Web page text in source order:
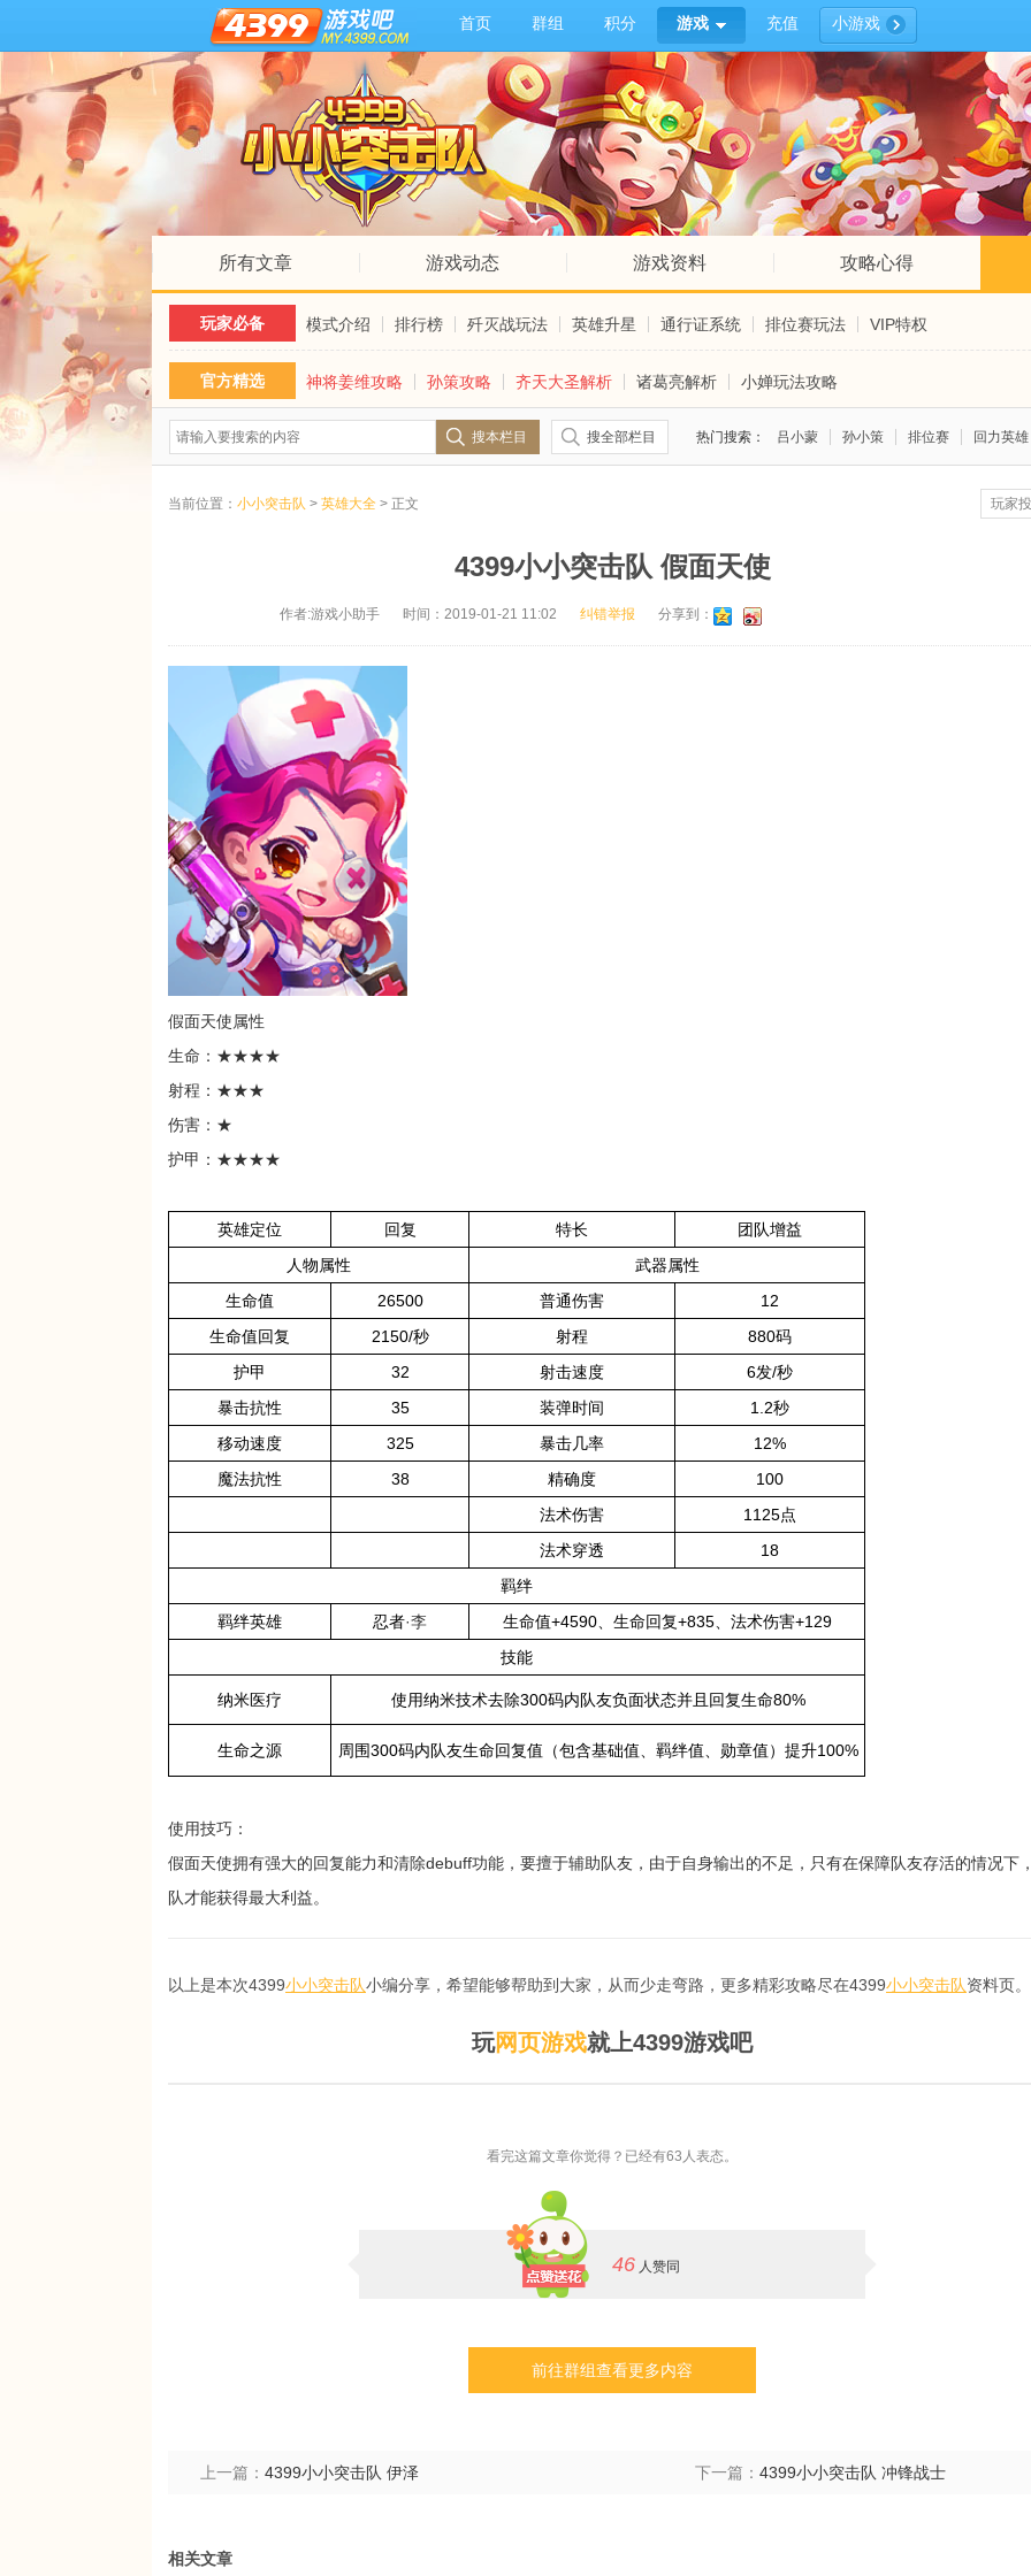
首页 群组 积分 游戏 充值 小游戏
所有文章 游戏动态 游戏资料 攻略心得
玩家必备 模式介绍 排行榜 歼灭战玩法 英雄升星 通行证系统 排位赛玩法 VIP特权
官方精选 神将姜维攻略 孙策攻略 齐天大圣解析 诸葛亮解析 小婵玩法攻略
搜本栏目 搜全部栏目 热门搜索： 吕小蒙 孙小策 排位赛 回力英雄
玩家
当前位置： 小小突击队 > 英雄大全 > 正文
4399小小突击队 假面天使
作者:游戏小助手 时间：2019-01-21 11:02 纠错举报 分享到：
假面天使属性
生命：★★★★
射程：★★★
伤害：★
护甲：★★★★
英雄定位 回复 特长
团队增益
人物属性
武器属性
生命值
26500 普通伤害
12
生命值回复
2150/秒 射程
880码
护甲
32 射击速度
6发/秒
暴击抗性
35 装弹时间
1.2秒
移动速度
325 暴击几率
12%
魔法抗性
38 精确度
100
法术伤害
1125点
法术穿透
18
羁绊
羁绊英雄
忍者·李
生命值+4590、生命回复+835、法术伤害+129
技能
纳米医疗 使用纳米技术去除300码内队友负面状态并且回复生命80%
生命之源 周围300码内队友生命回复值（包含基础值、羁绊值、勋章值）提升100%
使用技巧：
假面天使拥有强大的回复能力和清除debuff功能，要擅于辅助队友，由于自身输出的不足，只有在保障队友存活的情况下
队才能获得最大利益。
以上是本次4399小小突击队小编分享，希望能够帮助到大家，从而少走弯路，更多精彩攻略尽在4399小小突击队资料页。
玩网页游戏就上4399游戏吧
看完这篇文章你觉得？已经有63人表态。
46 人赞同
前往群组查看更多内容
上一篇： 4399小小突击队 伊泽 下一篇： 4399小小突击队 冲锋战士
相关文章